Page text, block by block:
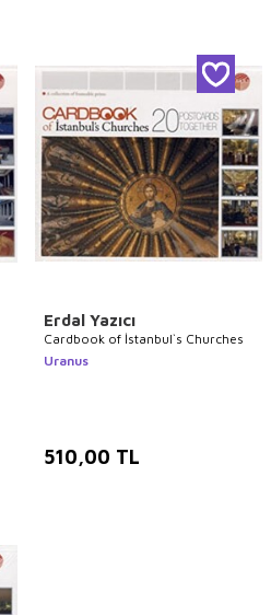
Erdal Yazıcı
Cardbook of İstanbul`s Churches
Uranus
510,00 TL